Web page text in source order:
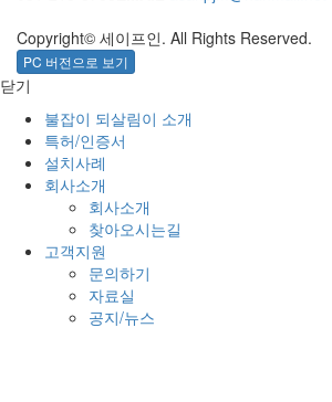
Copyright© 세이프인. All Rights Reserved.
PC 버전으로 보기
닫기
불잡이 되살림이 소개
특허/인증서
설치사례
회사소개
회사소개
찾아오시는길
고객지원
문의하기
자료실
공지/뉴스